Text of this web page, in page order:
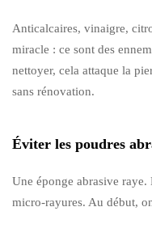
Anticalcaires, vinaigre,
miracle : ce sont des
nettoyer, cela attaque la
sans rénovation.
Éviter les poudres
Une éponge abrasive raye.
micro-rayures. Au début,